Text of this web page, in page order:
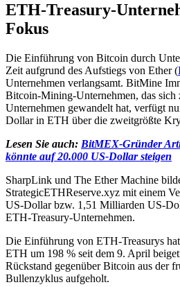
ETH-Treasury-
Fokus
Die Einführung von Bitcoin durch
Zeit aufgrund des Aufstiegs von Ether (
Unternehmen verlangsamt. BitMine
Bitcoin-Mining-Unternehmen, das sich
Unternehmen gewandelt hat, verfügt
Dollar in ETH über die zweitgrößte
Lesen Sie auch: BitMEX-Gründer
könnte auf 20.000 US-Dollar steigen
SharpLink und The Ether Machine
StrategicETHReserve.xyz mit einem
US-Dollar bzw. 1,51 Milliarden US-
ETH-Treasury-Unternehmen.
Die Einführung von ETH-Treasurys
ETH um 198 % seit dem 9. April
Rückstand gegenüber Bitcoin aus der
Bullenzyklus aufgeholt.